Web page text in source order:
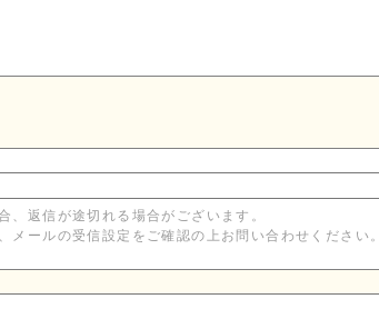
返信が途切れる場合がございます。
ールの受信設定をご確認の上お問い合わせください。